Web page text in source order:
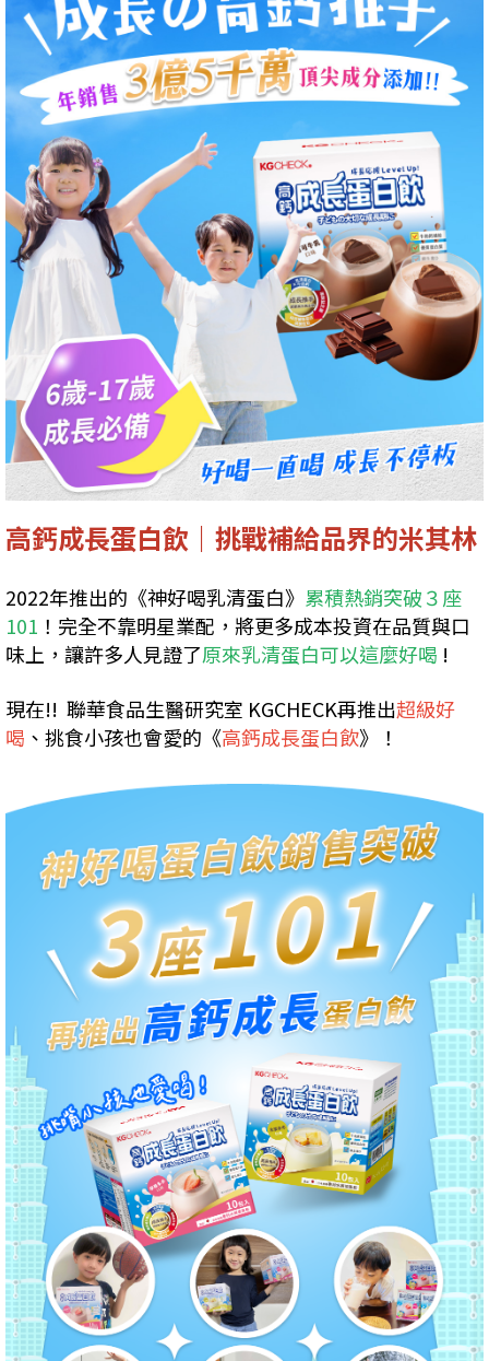
高鈣成長蛋白飲｜挑戰補給品界的米其林
2022年推出的《神好喝乳清蛋白》 累積熱銷突破３座
101 ！完全不靠明星業配，將更多成本投資在品質與口
味上，讓許多人見證了原來乳清蛋白可以這麼好喝 !
現在!! 聯華食品生醫研究室 KGCHECK再推出超級好
喝 、挑食小孩也會愛的《高鈣成長蛋白飲》！